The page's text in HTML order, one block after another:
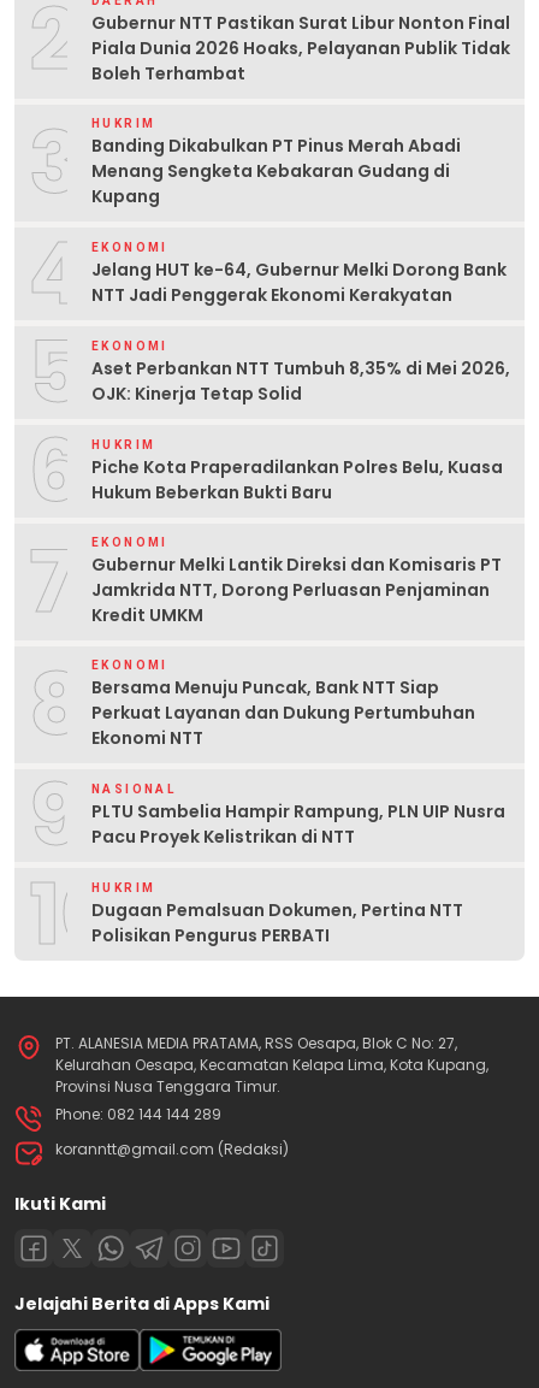
2
Gubernur NTT Pastikan Surat Libur Nonton Final
Piala Dunia 2026 Hoaks, Pelayanan Publik Tidak
Boleh Terhambat
3 HUKRIM
Banding Dikabulkan PT Pinus Merah Abadi
Menang Sengketa Kebakaran Gudang di
Kupang
4 EKONOMI
Jelang HUT ke-64, Gubernur Melki Dorong Bank
NTT Jadi Penggerak Ekonomi Kerakyatan
5 EKONOMI
Aset Perbankan NTT Tumbuh 8,35% di Mei 2026,
OJK: Kinerja Tetap Solid
6 HUKRIM
Piche Kota Praperadilankan Polres Belu, Kuasa
Hukum Beberkan Bukti Baru
7 EKONOMI
Gubernur Melki Lantik Direksi dan Komisaris PT
Jamkrida NTT, Dorong Perluasan Penjaminan
Kredit UMKM
8 EKONOMI
Bersama Menuju Puncak, Bank NTT Siap
Perkuat Layanan dan Dukung Pertumbuhan
Ekonomi NTT
9 NASIONAL
PLTU Sambelia Hampir Rampung, PLN UIP Nusra
Pacu Proyek Kelistrikan di NTT
10HUKRIM
Dugaan Pemalsuan Dokumen, Pertina NTT
Polisikan Pengurus PERBATI
PT. ALANESIA MEDIA PRATAMA, RSS Oesapa, Blok C No: 27,
Kelurahan Oesapa, Kecamatan Kelapa Lima, Kota Kupang,
Provinsi Nusa Tenggara Timur.
Phone: 082 144 144 289
koranntt@gmail.com (Redaksi)
Ikuti Kami
Jelajahi Berita di Apps Kami